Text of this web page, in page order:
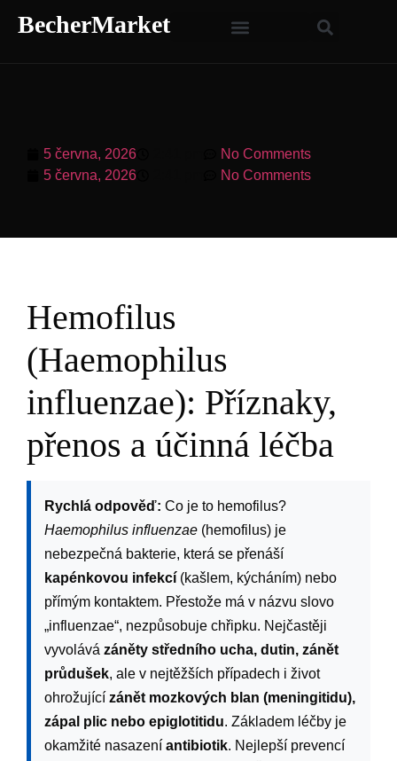
BecherMarket
5 června, 2026
No Comments
5 června, 2026
No Comments
Hemofilus
(Haemophilus
influenzae): Příznaky,
přenos a účinná léčba
Rychlá odpověď: Co je to hemofilus?
Haemophilus influenzae (hemofilus) je
nebezpečná bakterie, která se přenáší
kapénkovou infekcí (kašlem, kýcháním) nebo
přímým kontaktem. Přestože má v názvu slovo
„influenzae“, nezpůsobuje chřipku. Nejčastěji
vyvolává záněty středního ucha, dutin, zánět
průdušek, ale v nejtěžších případech i život
ohrožující zánět mozkových blan (meningitidu),
zápal plic nebo epiglotitidu. Základem léčby je
okamžité nasazení antibiotik. Nejlepší prevencí